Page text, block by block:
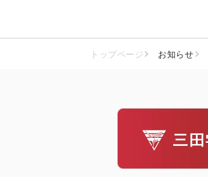
トップページ お知らせ